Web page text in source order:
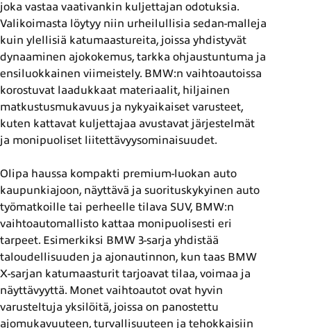
joka vastaa vaativankin kuljettajan odotuksia.
Valikoimasta löytyy niin urheilullisia sedan-malleja
kuin ylellisiä katumaastureita, joissa yhdistyvät
dynaaminen ajokokemus, tarkka ohjaustuntuma ja
ensiluokkainen viimeistely. BMW:n vaihtoautoissa
korostuvat laadukkaat materiaalit, hiljainen
matkustusmukavuus ja nykyaikaiset varusteet,
kuten kattavat kuljettajaa avustavat järjestelmät
ja monipuoliset liitettävyysominaisuudet.
Olipa haussa kompakti premium-luokan auto
kaupunkiajoon, näyttävä ja suorituskykyinen auto
työmatkoille tai perheelle tilava SUV, BMW:n
vaihtoautomallisto kattaa monipuolisesti eri
tarpeet. Esimerkiksi BMW 3-sarja yhdistää
taloudellisuuden ja ajonautinnon, kun taas BMW
X-sarjan katumaasturit tarjoavat tilaa, voimaa ja
näyttävyyttä. Monet vaihtoautot ovat hyvin
varusteltuja yksilöitä, joissa on panostettu
ajomukavuuteen, turvallisuuteen ja tehokkaisiin